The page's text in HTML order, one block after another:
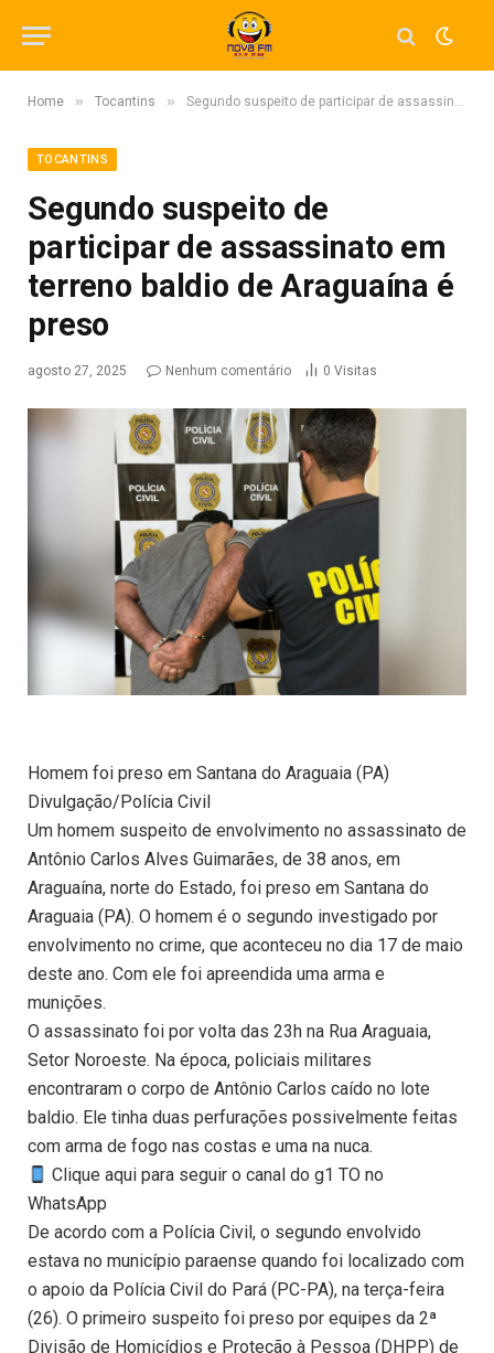
Home » Tocantins » Segundo suspeito de participar de assassinato em terreno baldio de Araguaína é preso
TOCANTINS
Segundo suspeito de
participar de assassinato em
terreno baldio de Araguaína é
preso
agosto 27, 2025 Nenhum comentário 0 Visitas
Homem foi preso em Santana do Araguaia (PA)
Divulgação/Polícia Civil
Um homem suspeito de envolvimento no assassinato de
Antônio Carlos Alves Guimarães, de 38 anos, em
Araguaína, norte do Estado, foi preso em Santana do
Araguaia (PA). O homem é o segundo investigado por
envolvimento no crime, que aconteceu no dia 17 de maio
deste ano. Com ele foi apreendida uma arma e
munições.
O assassinato foi por volta das 23h na Rua Araguaia,
Setor Noroeste. Na época, policiais militares
encontraram o corpo de Antônio Carlos caído no lote
baldio. Ele tinha duas perfurações possivelmente feitas
com arma de fogo nas costas e uma na nuca.
Clique aqui para seguir o canal do g1 TO no
WhatsApp
De acordo com a Polícia Civil, o segundo envolvido
estava no município paraense quando foi localizado com
o apoio da Polícia Civil do Pará (PC-PA), na terça-feira
(26). O primeiro suspeito foi preso por equipes da 2ª
Divisão de Homicídios e Proteção à Pessoa (DHPP) de